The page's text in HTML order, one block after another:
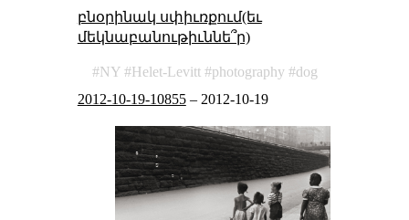
բնօրինակ սփիւռքում(եւ
մեկնաբանութիւննե՞ր)
NY Helet-Levitt photography
dog
2012-10-19-10855– 2012-10-19